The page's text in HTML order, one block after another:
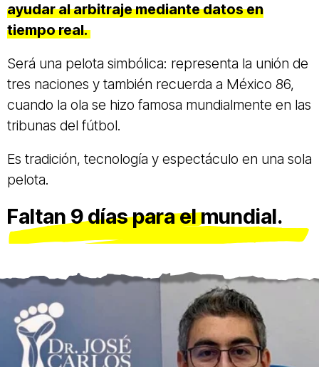
ayudar al arbitraje mediante datos en
tiempo real.
Será una pelota simbólica: representa la unión de
tres naciones y también recuerda a México 86,
cuando la ola se hizo famosa mundialmente en las
tribunas del fútbol.
Es tradición, tecnología y espectáculo en una sola
pelota.
Faltan 9 días para el mundial.